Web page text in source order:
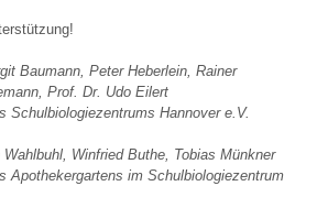
Baumann, Peter Heberlein, Rainer
Prof. Dr. Udo Eilert
Schulbiologiezentrums Hannover e.V.
Winfried Buthe, Tobias Münkner
Apothekergartens im Schulbiologiezentrum